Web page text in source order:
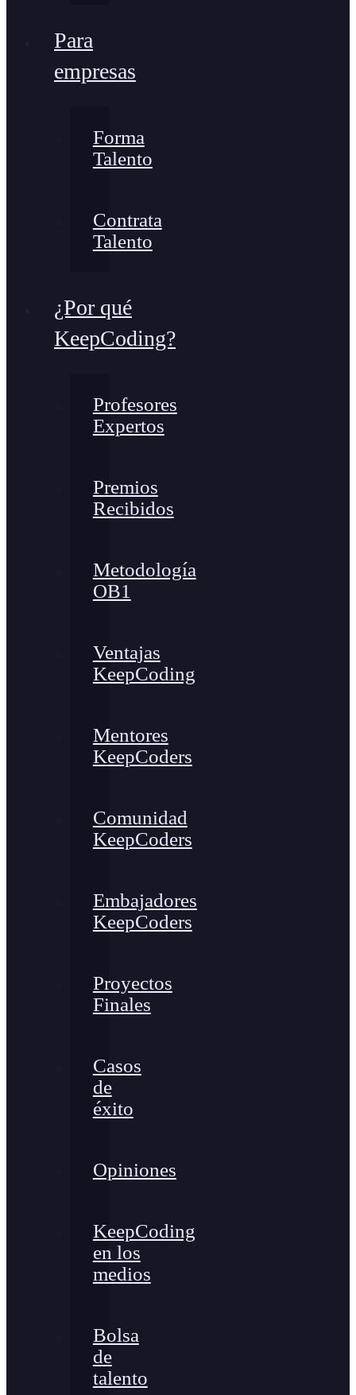
Para
empresas
Forma
Talento
Contrata
Talento
¿Por qué
KeepCoding?
Profesores
Expertos
Premios
Recibidos
Metodología
OB1
Ventajas
KeepCoding
Mentores
KeepCoders
Comunidad
KeepCoders
Embajadores
KeepCoders
Proyectos
Finales
Casos
de
éxito
Opiniones
KeepCoding
en los
medios
Bolsa
de
talento